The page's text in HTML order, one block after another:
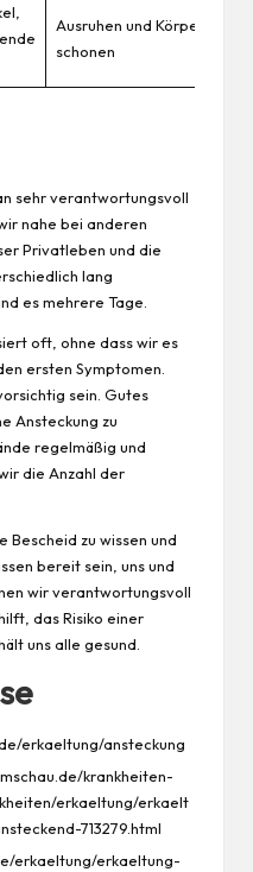
Ausruhen und Körper
schonen
sehr verantwortungsvoll
nahe bei anderen
Privatleben und die
lang
es mehrere Tage.
oft, ohne dass wir es
ersten Symptomen.
sein. Gutes
Ansteckung zu
regelmäßig und
die Anzahl der
Bescheid zu wissen und
bereit sein, uns und
wir verantwortungsvoll
das Risiko einer
uns alle gesund
erkaeltung/ansteckung
krankheiten-
erkaeltung/erkaelt
713279.html
erkaeltung/erkaeltung-